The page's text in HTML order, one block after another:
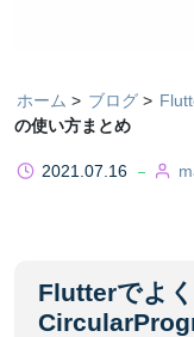
ホーム ブログ
の使い方まとめ
2021.07.16
Flutterでよ